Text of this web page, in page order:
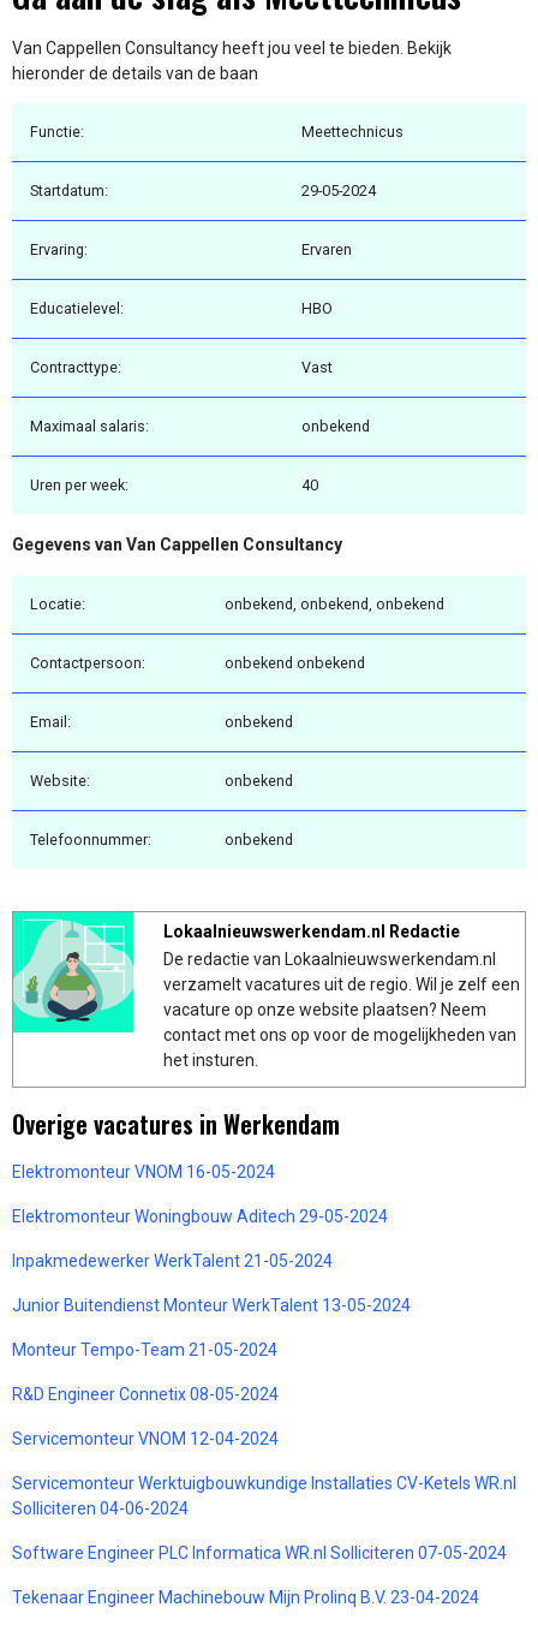
Van Cappellen Consultancy heeft jou veel te bieden. Bekijk
hieronder de details van de baan
Functie: Meettechnicus
Startdatum: 29-05-2024
Ervaring: Ervaren
Educatielevel: HBO
Contracttype: Vast
Maximaal salaris: onbekend
Uren per week: 40
Gegevens van Van Cappellen Consultancy
Locatie: onbekend, onbekend, onbekend
Contactpersoon: onbekend onbekend
Email: onbekend
Website: onbekend
Telefoonnummer: onbekend
Lokaalnieuwswerkendam.nl Redactie
De redactie van Lokaalnieuwswerkendam.nl
verzamelt vacatures uit de regio. Wil je zelf een
vacature op onze website plaatsen? Neem
contact met ons op voor de mogelijkheden van
het insturen.
Overige vacatures in Werkendam
Elektromonteur VNOM 16-05-2024
Elektromonteur Woningbouw Aditech 29-05-2024
Inpakmedewerker WerkTalent 21-05-2024
Junior Buitendienst Monteur WerkTalent 13-05-2024
Monteur Tempo-Team 21-05-2024
R&D Engineer Connetix 08-05-2024
Servicemonteur VNOM 12-04-2024
Servicemonteur Werktuigbouwkundige Installaties CV-Ketels WR.nl
Solliciteren 04-06-2024
Software Engineer PLC Informatica WR.nl Solliciteren 07-05-2024
Tekenaar Engineer Machinebouw Mijn Prolinq B.V. 23-04-2024